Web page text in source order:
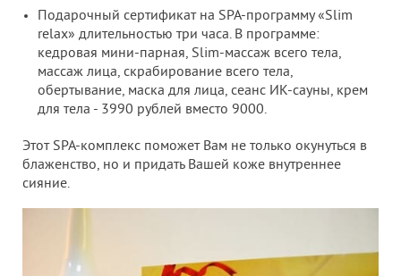
Подарочный сертификат на SPA-программу «Slim
relax» длительностью три часа. В программе:
кедровая мини-парная, Slim-массаж всего тела,
массаж лица, скрабирование всего тела,
обертывание, маска для лица, сеанс ИК-сауны, крем
для тела - 3990 рублей вместо 9000.
Этот SPA-комплекс поможет Вам не только окунуться в
блаженство, но и придать Вашей коже внутреннее
сияние.